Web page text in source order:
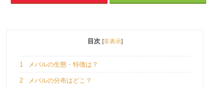
目次 [非表示]
1 メバルの生態・特徴は？
2 メバルの分布はどこ？